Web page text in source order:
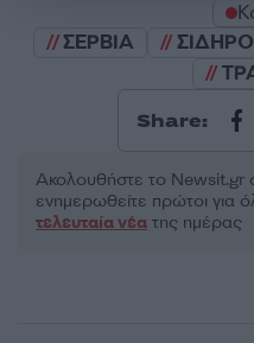
ΣΕΡΒΙΑ
Share:
Ακολουθήστε το Νewsit.gr
ενημερωθείτε πρώτοι για
τελευταία νέα της ημέρας